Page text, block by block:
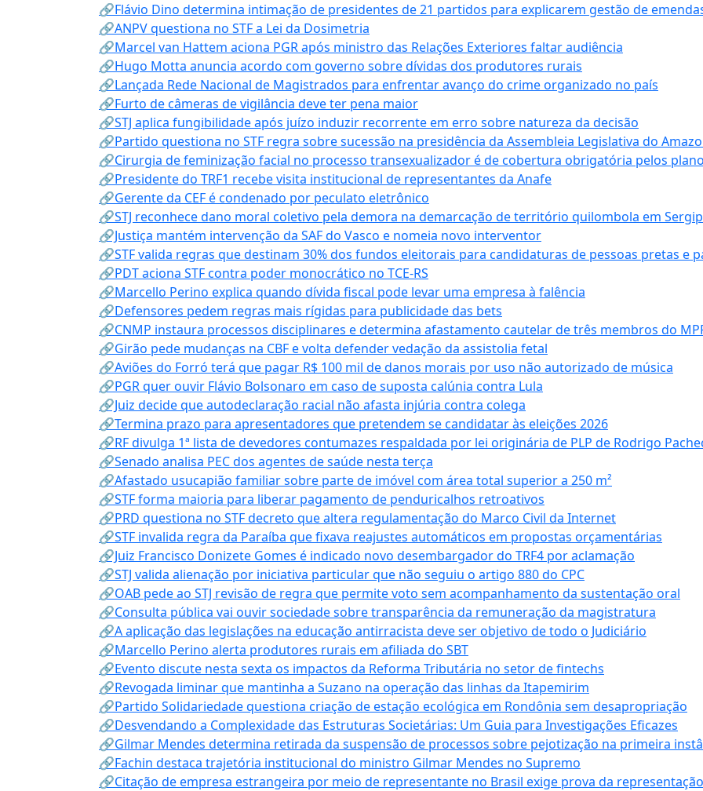
🔗Flávio Dino determina intimação de presidentes de 21 partidos para explicarem gestão de
🔗ANPV questiona no STF a Lei da Dosimetria
🔗Marcel van Hattem aciona PGR após ministro das Relações Exteriores faltar audiência
🔗Hugo Motta anuncia acordo com governo sobre dívidas dos produtores rurais
🔗Lançada Rede Nacional de Magistrados para enfrentar avanço do crime organizado no país
🔗Furto de câmeras de vigilância deve ter pena maior
🔗STJ aplica fungibilidade após juízo induzir recorrente em erro sobre natureza da decisão
🔗Partido questiona no STF regra sobre sucessão na presidência da Assembleia Legislativa do
🔗Cirurgia de feminização facial no processo transexualizador é de cobertura obrigatória pelos
🔗Presidente do TRF1 recebe visita institucional de representantes da Anafe
🔗Gerente da CEF é condenado por peculato eletrônico
🔗STJ reconhece dano moral coletivo pela demora na demarcação de território quilombola em
🔗Justiça mantém intervenção da SAF do Vasco e nomeia novo interventor
🔗STF valida regras que destinam 30% dos fundos eleitorais para candidaturas de pessoas pretas e
🔗PDT aciona STF contra poder monocrático no TCE-RS
🔗Marcello Perino explica quando dívida fiscal pode levar uma empresa à falência
🔗Defensores pedem regras mais rígidas para publicidade das bets
🔗CNMP instaura processos disciplinares e determina afastamento cautelar de três membros do
🔗Girão pede mudanças na CBF e volta defender vedação da assistolia fetal
🔗Aviões do Forró terá que pagar R$ 100 mil de danos morais por uso não autorizado de música
🔗PGR quer ouvir Flávio Bolsonaro em caso de suposta calúnia contra Lula
🔗Juiz decide que autodeclaração racial não afasta injúria contra colega
🔗Termina prazo para apresentadores que pretendem se candidatar às eleições 2026
🔗RF divulga 1ª lista de devedores contumazes respaldada por lei originária de PLP de Rodrigo
🔗Senado analisa PEC dos agentes de saúde nesta terça
🔗Afastado usucapião familiar sobre parte de imóvel com área total superior a 250 m²
🔗STF forma maioria para liberar pagamento de penduricalhos retroativos
🔗PRD questiona no STF decreto que altera regulamentação do Marco Civil da Internet
🔗STF invalida regra da Paraíba que fixava reajustes automáticos em propostas orçamentárias
🔗Juiz Francisco Donizete Gomes é indicado novo desembargador do TRF4 por aclamação
🔗STJ valida alienação por iniciativa particular que não seguiu o artigo 880 do CPC
🔗OAB pede ao STJ revisão de regra que permite voto sem acompanhamento da sustentação oral
🔗Consulta pública vai ouvir sociedade sobre transparência da remuneração da magistratura
🔗A aplicação das legislações na educação antirracista deve ser objetivo de todo o Judiciário
🔗Marcello Perino alerta produtores rurais em afiliada do SBT
🔗Evento discute nesta sexta os impactos da Reforma Tributária no setor de fintechs
🔗Revogada liminar que mantinha a Suzano na operação das linhas da Itapemirim
🔗Partido Solidariedade questiona criação de estação ecológica em Rondônia sem desapropriação
🔗Desvendando a Complexidade das Estruturas Societárias: Um Guia para Investigações Eficazes
🔗Gilmar Mendes determina retirada da suspensão de processos sobre pejotização na primeira
🔗Fachin destaca trajetória institucional do ministro Gilmar Mendes no Supremo
🔗Citação de empresa estrangeira por meio de representante no Brasil exige prova da representação